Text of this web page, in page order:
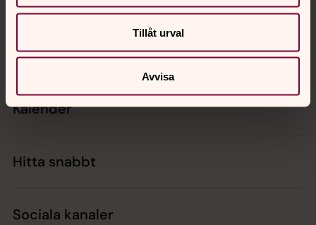
Tillåt urval
Avvisa
Kontakt
Kalender
Hitta snabbt
Sociala kanaler